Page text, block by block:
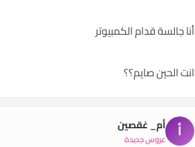
أنا جالسة قدام الكمبيوتر
انت الحين صايم؟؟
أ أم_ غقصين
عروس جديدة